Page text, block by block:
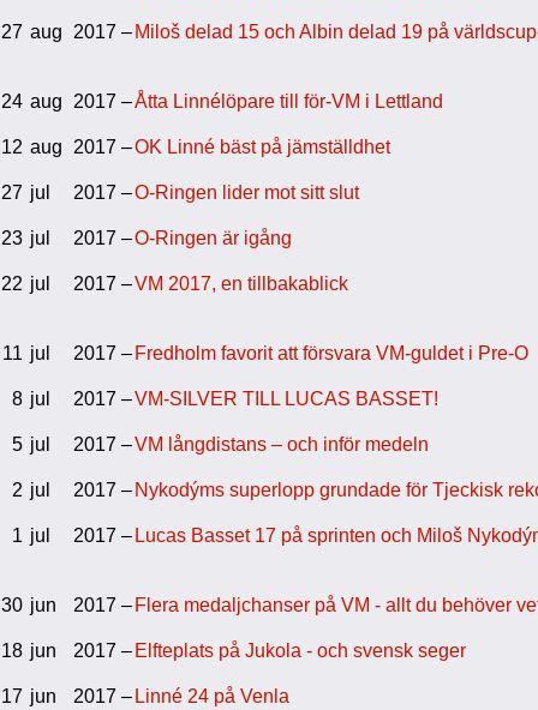
27 aug 2017 – Miloš delad 15 och Albin delad 19 på
24 aug 2017 –Åtta Linnélöpare till för-VM i Lettland
12 aug 2017 –OK Linné bäst på jämställdhet
27 jul 2017 –O-Ringen lider mot sitt slut
23 jul 2017 –O-Ringen är igång
22 jul 2017 –VM 2017, en tillbakablick
11 jul 2017 – Fredholm favorit att försvara VM-guldet i Pre-O
8 jul 2017 –VM-SILVER TILL LUCAS BASSET!
5 jul 2017 –VM långdistans – och inför medeln
2 jul 2017 – Nykodýms superlopp grundade för Tjeckisk
1 jul 2017 – Lucas Basset 17 på sprinten och Miloš
30 jun 2017 – Flera medaljchanser på VM - allt du behöver
18 jun 2017 – Elfteplats på Jukola - och svensk seger
17 jun 2017 – Linné 24 på Venla